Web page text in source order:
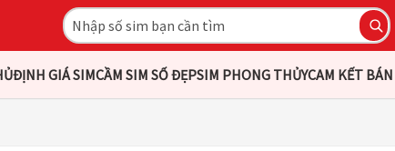
ĐỊNH GIÁ SIMCẦM SIM SỐ ĐẸPSIM PHONG THỦYCAM KẾT